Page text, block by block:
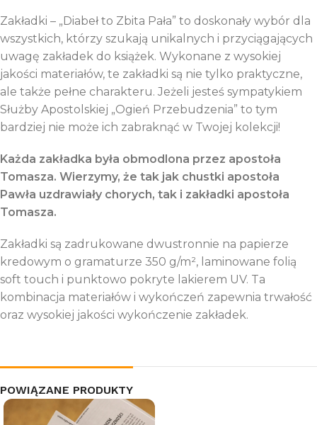
Zakładki – „Diabeł to Zbita Pała” to doskonały wybór dla
wszystkich, którzy szukają unikalnych i przyciągających
uwagę zakładek do książek. Wykonane z wysokiej
jakości materiałów, te zakładki są nie tylko praktyczne,
ale także pełne charakteru. Jeżeli jesteś sympatykiem
Służby Apostolskiej „Ogień Przebudzenia” to tym
bardziej nie może ich zabraknąć w Twojej kolekcji!
Każda zakładka była obmodlona przez apostoła
Tomasza. Wierzymy, że tak jak chustki apostoła
Pawła uzdrawiały chorych, tak i zakładki apostoła
Tomasza.
Zakładki są zadrukowane dwustronnie na papierze
kredowym o gramaturze 350 g/m², laminowane folią
soft touch i punktowo pokryte lakierem UV. Ta
kombinacja materiałów i wykończeń zapewnia trwałość
oraz wysokiej jakości wykończenie zakładek.
POWIĄZANE PRODUKTY